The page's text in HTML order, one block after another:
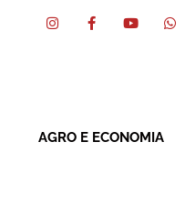
AGRO E ECONOMIA